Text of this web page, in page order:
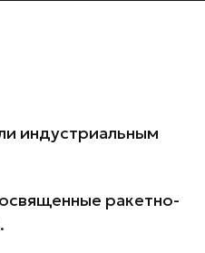
индустриальным
ракетно-